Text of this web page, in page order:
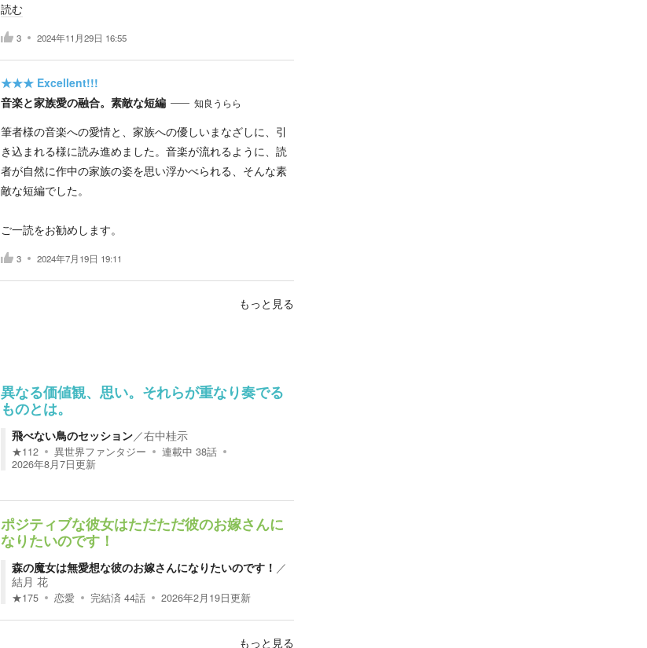
読む
3 2024年11月29日 16:55
★★★ Excellent!!!
音楽と家族愛の融合。素敵な短編
知良うらら
筆者様の音楽への愛情と、家族への優しいまなざしに、引
き込まれる様に読み進めました。音楽が流れるように、読
者が自然に作中の家族の姿を思い浮かべられる、そんな素
敵な短編でした。
ご一読をお勧めします。
3 2024年7月19日 19:11
もっと見る
異なる価値観、思い。それらが重なり奏でる
ものとは。
飛べない鳥のセッション／右中桂示
★112 異世界ファンタジー 連載中 38話
2026年8月7日更新
ポジティブな彼女はただただ彼のお嫁さんに
なりたいのです！
森の魔女は無愛想な彼のお嫁さんになりたいのです！ ／
結月 花
★175 恋愛 完結済 44話 2026年2月19日更新
もっと見る